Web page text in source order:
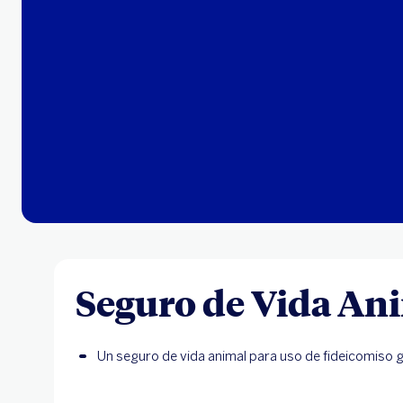
Seguro de Vida
Un seguro de vida animal para uso de fideicomiso